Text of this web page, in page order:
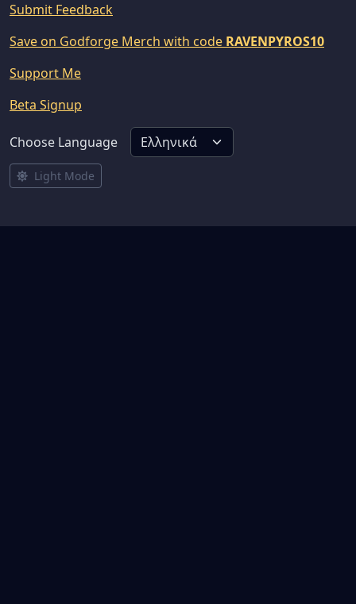
Submit Feedback
Save on Godforge Merch with code RAVENPYROS10
Support Me
Beta Signup
Choose Language
Light Mode